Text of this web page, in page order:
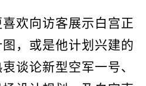
喜欢向访客展示白宫正
，或是他计划兴建的
谈论新型空军一号、